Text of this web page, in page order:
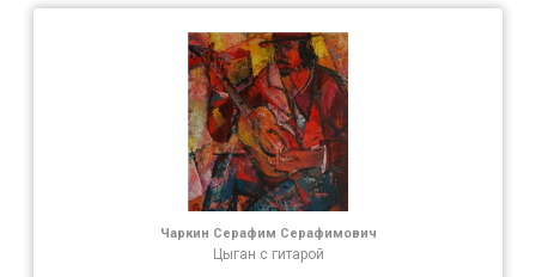
Чаркин Серафим Серафимович
Цыган с гитарой